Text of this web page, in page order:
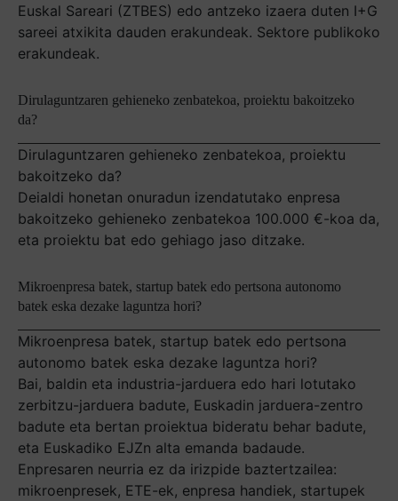
Euskal Sareari (ZTBES) edo antzeko izaera duten I+G
sareei atxikita dauden erakundeak. Sektore publikoko
erakundeak.
Dirulaguntzaren gehieneko zenbatekoa, proiektu bakoitzeko
da?
Dirulaguntzaren gehieneko zenbatekoa, proiektu
bakoitzeko da?
Deialdi honetan onuradun izendatutako enpresa
bakoitzeko gehieneko zenbatekoa 100.000 €-koa da,
eta proiektu bat edo gehiago jaso ditzake.
Mikroenpresa batek, startup batek edo pertsona autonomo
batek eska dezake laguntza hori?
Mikroenpresa batek, startup batek edo pertsona
autonomo batek eska dezake laguntza hori?
Bai, baldin eta industria-jarduera edo hari lotutako
zerbitzu-jarduera badute, Euskadin jarduera-zentro
badute eta bertan proiektua bideratu behar badute,
eta Euskadiko EJZn alta emanda badaude.
Enpresaren neurria ez da irizpide baztertzailea:
mikroenpresek, ETE-ek, enpresa handiek, startupek